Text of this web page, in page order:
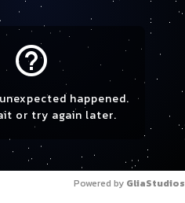
help_outline
happened.
or try again later.
Powered by GliaStudios